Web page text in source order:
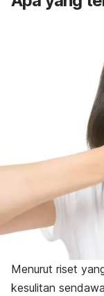
Menurut riset
kesulitan